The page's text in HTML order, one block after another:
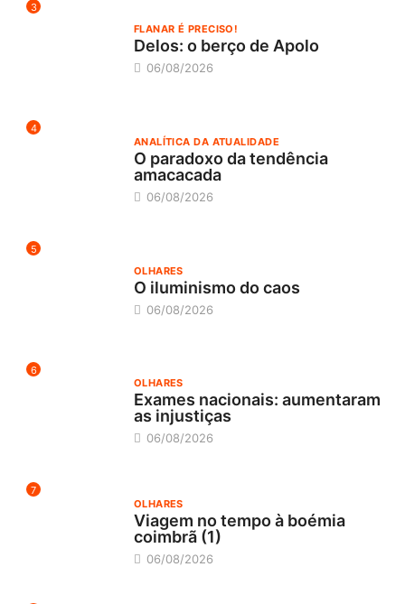
3
FLANAR É PRECISO!
Delos: o berço de Apolo
06/08/2026
4
ANALÍTICA DA ATUALIDADE
O paradoxo da tendência
amacacada
06/08/2026
5
OLHARES
O iluminismo do caos
06/08/2026
6
OLHARES
Exames nacionais: aumentaram
as injustiças
06/08/2026
7
OLHARES
Viagem no tempo à boémia
coimbrã (1)
06/08/2026